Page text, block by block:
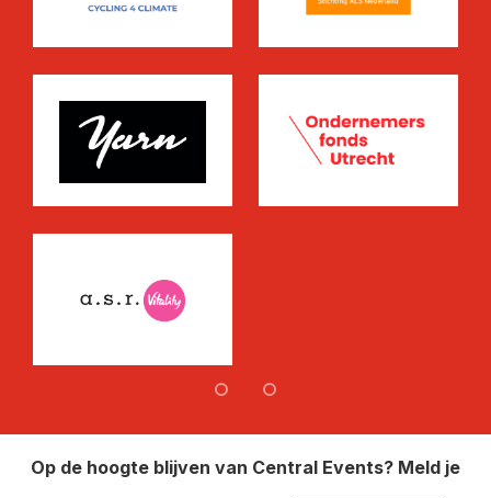
Op de hoogte blijven van Central Events? Meld je